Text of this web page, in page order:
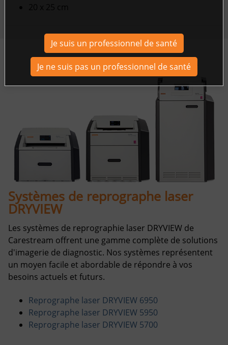
Je suis un professionnel de santé
Je ne suis pas un professionnel de santé
Systèmes de reprographe laser
DRYVIEW
Les systèmes de reprographie laser DRYVIEW de
Carestream offrent une gamme complète de solutions
d'imagerie de diagnostic. Nos systèmes représentent
un moyen facile et abordable de répondre à vos
besoins actuels et futurs.
Reprographe laser DRYVIEW 6950
Reprographe laser DRYVIEW 5950
Reprographe laser DRYVIEW 5700